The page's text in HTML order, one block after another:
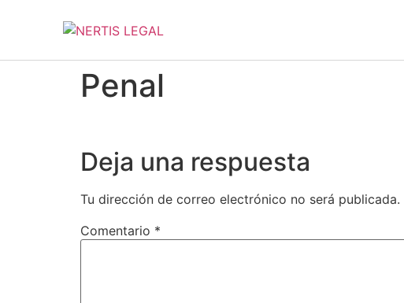
Penal
Deja una respuesta
Tu dirección de correo electrónico no será publicada.
Comentario *